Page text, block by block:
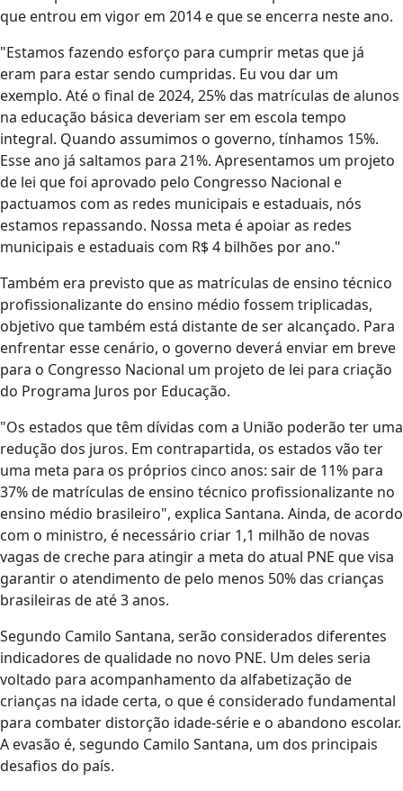
que entrou em vigor em 2014 e que se encerra neste ano.
"Estamos fazendo esforço para cumprir metas que já
eram para estar sendo cumpridas. Eu vou dar um
exemplo. Até o final de 2024, 25% das matrículas de alunos
na educação básica deveriam ser em escola tempo
integral. Quando assumimos o governo, tínhamos 15%.
Esse ano já saltamos para 21%. Apresentamos um projeto
de lei que foi aprovado pelo Congresso Nacional e
pactuamos com as redes municipais e estaduais, nós
estamos repassando. Nossa meta é apoiar as redes
municipais e estaduais com R$ 4 bilhões por ano."
Também era previsto que as matrículas de ensino técnico
profissionalizante do ensino médio fossem triplicadas,
objetivo que também está distante de ser alcançado. Para
enfrentar esse cenário, o governo deverá enviar em breve
para o Congresso Nacional um projeto de lei para criação
do Programa Juros por Educação.
"Os estados que têm dívidas com a União poderão ter uma
redução dos juros. Em contrapartida, os estados vão ter
uma meta para os próprios cinco anos: sair de 11% para
37% de matrículas de ensino técnico profissionalizante no
ensino médio brasileiro", explica Santana. Ainda, de acordo
com o ministro, é necessário criar 1,1 milhão de novas
vagas de creche para atingir a meta do atual PNE que visa
garantir o atendimento de pelo menos 50% das crianças
brasileiras de até 3 anos.
Segundo Camilo Santana, serão considerados diferentes
indicadores de qualidade no novo PNE. Um deles seria
voltado para acompanhamento da alfabetização de
crianças na idade certa, o que é considerado fundamental
para combater distorção idade-série e o abandono escolar.
A evasão é, segundo Camilo Santana, um dos principais
desafios do país.